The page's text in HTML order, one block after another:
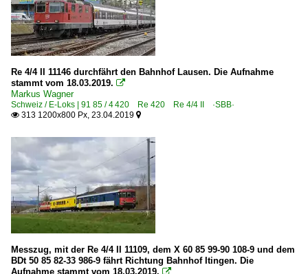
Re 4/4 II 11146 durchfährt den Bahnhof Lausen. Die Aufnahme
stammt vom 18.03.2019. 
Markus Wagner
Schweiz / E-Loks | 91 85 / 4 420 Re 420 Re 4/4 II ·SBB·
 313 1200x800 Px, 23.04.2019 
Messzug, mit der Re 4/4 II 11109, dem X 60 85 99-90 108-9 und dem
BDt 50 85 82-33 986-9 fährt Richtung Bahnhof Itingen. Die
Aufnahme stammt vom 18.03.2019. 